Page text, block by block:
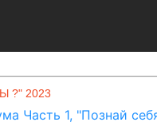
?" 2023
Часть 1, "Познай